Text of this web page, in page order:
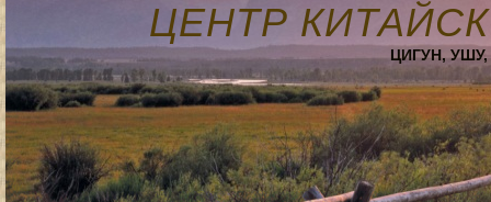
ЦЕНТР
ЦИГУН,